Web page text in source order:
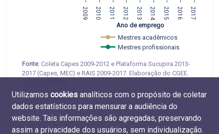
2009 2010 2011 2012 2013 2014 2015 2016 2017
Mestres acadêmicos
Mestres profissionais
Ano de emprego
Fonte: Coleta Capes 2009-2012 e Plataforma Sucupira 2013-
2017 (Capes, MEC) e RAIS 2009-2017. Elaboração do CGEE.
Utilizamos cookies analíticos com o propósito de coletar
dados estatísticos para mensurar a audiência do
website. Tais informações são agregadas, preservando
assim a privacidade dos usuários, sem individualização.